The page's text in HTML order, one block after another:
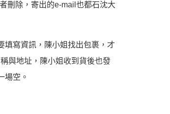
刪除，寄出的e-mail也都石沈大
填寫資訊，陳小姐找出包裹，才
與地址，陳小姐收到貨後也發
場空。